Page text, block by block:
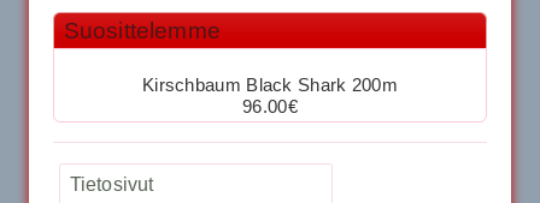
SIGNUM S-7000 &...
40883 Harjasosa hiekkanurmiharjaan
39.50€ 29.00€
Kirschbaum Flash Shark 200m
Suosittelemme
Kirschbaum Black Shark 200m
96.00€
Tietosivut